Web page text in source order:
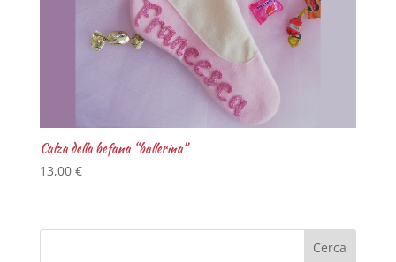
Calza della befana “ballerina”
13,00 €